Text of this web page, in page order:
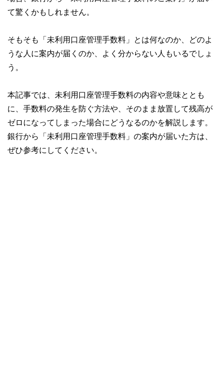
て驚くかもしれません。
そもそも「未利用口座管理手数料」とは何なのか、どのよ
うな人に案内が届くのか、よく分からない人もいるでしょ
う。
本記事では、未利用口座管理手数料の内容や意味ととも
に、手数料の発生を防ぐ方法や、そのまま放置して残高が
ゼロになってしまった場合にどうなるのかを解説します。
銀行から「未利用口座管理手数料」の案内が届いた方は、
ぜひ参考にしてください。